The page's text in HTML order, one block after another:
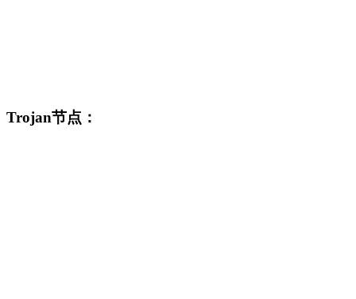
Trojan节点：